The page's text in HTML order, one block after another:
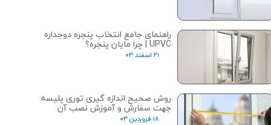
راهنمای جامع انتخاب پنجره دوجداره
UPVC | چرا مایان پنجره؟
۲۱ اسفند ۰۳
روش صحیح اندازه گیری توری پلیسه
جهت سفارش و آموزش نصب آن
۱۸ فروردین ۰۳